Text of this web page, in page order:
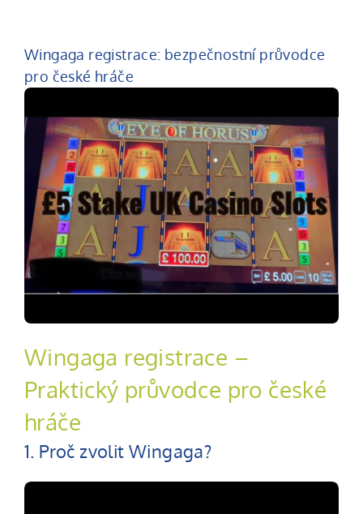
Wingaga registrace: bezpečnostní průvodce
pro české hráče
Wingaga registrace –
Praktický průvodce pro české
hráče
1. Proč zvolit Wingaga?